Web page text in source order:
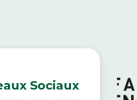
Sociaux